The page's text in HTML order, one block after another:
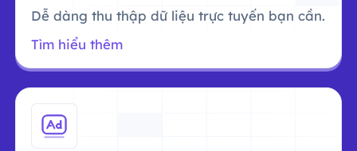
Dễ dàng thu thập dữ liệu trực tuyến bạn cần.
Tìm hiểu thêm